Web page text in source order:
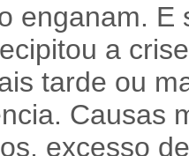
enganam. E
a
tarde ou
Causas
excesso